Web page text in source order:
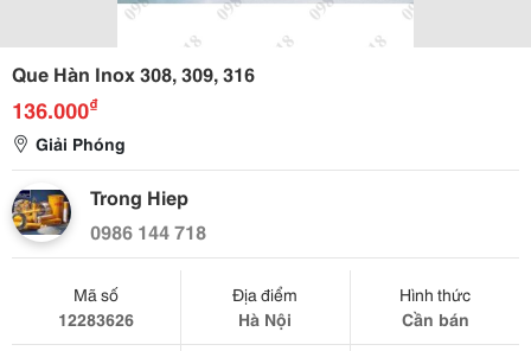
Que Hàn Inox 308, 309, 316
136.000₫
Giải Phóng
Trong Hiep
0986 144 718
Mã số
12283626
Địa điểm
Hà Nội
Hình thức
Cần bán